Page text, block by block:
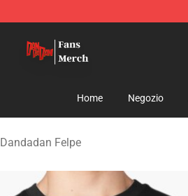
Home Negozio
Dandadan Felpe